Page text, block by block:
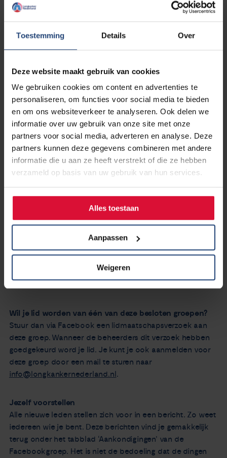
Toestemming Details Over
Deze website maakt gebruik van cookies
We gebruiken cookies om content en advertenties te
personaliseren, om functies voor social media te bieden
en om ons websiteverkeer te analyseren. Ook delen we
informatie over uw gebruik van onze site met onze
partners voor social media, adverteren en analyse. Deze
partners kunnen deze gegevens combineren met andere
informatie die u aan ze heeft verstrekt of die ze hebben
verzameld op basis van uw gebruik van hun services.
Alles toestaan
Aanpassen
Weigeren
familie
Super jong en toch longkanker (tot 35 jaar)- alleen voor
Longkanker zal je maar overkomen- voor patiënten en
familie
KRAS-mutatie bij longkanker - alleen voor patiënten
HER 2 mutatie bij longkanker- alleen voor patiënten
Thymomen en thymuskanker
Voor mensen met thymomen en thymuskanker bestaat de
besloten Facebookgroep:Patiënten met een thymoom of
thymuskanker.
onze website.
Beheerders van de groepen
Longkanker Nederland faciliteert alle groepen en is de
welkom en geven ook advies als ervaringsdeskundigen. Er
Wil je lid worden van één van deze besloten groepen?
Stuur dan via Facebook een lidmaatschapsverzoek aan
deze groep. Wanneer de beheerders dit verzoek hebben
goedgekeurd word je lid. Je kunt je ook aanmelden voor
deze groep door een mail te sturen naar
info@longkankernederland.nl.
Jezelf voorstellen
Alle nieuwe leden stellen zich voor in een bericht. Zo weet
iedereen wie je bent. Deze berichten vind je gemakkelijk
terug onder het tabblad ‘Aankondigingen’ van de
Facebookgroep. Het is niet de bedoeling dat de dingen